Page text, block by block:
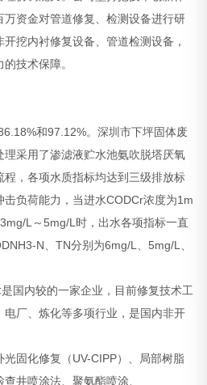
资金对管道修复、检测设备进行研
挖内衬修复设备、管道检测设备，
技术保障。
和97.12%。深圳市下坪固体废
采用了渗滤液贮水池氨吹脱塔厌氧
，各项水质指标均达到三级排放标
负荷能力，当进水CODCr浓度为1m
L～5mg/L时，出水各项指标一直
N、TN分别为6mg/L、5mg/L、
国内较的一家企业，目前修复技术工
厂、炼化等多项行业，是国内非开
固化修复（UV-CIPP）、局部树脂
井喷涂法、聚氨酯喷涂、